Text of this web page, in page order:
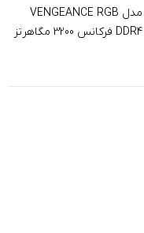
رم دسکتاپ کورسیر مدل VENGEANCE RGB
PRO TUF دو کاناله DDR4 فرکانس 3200 مگاهرتز